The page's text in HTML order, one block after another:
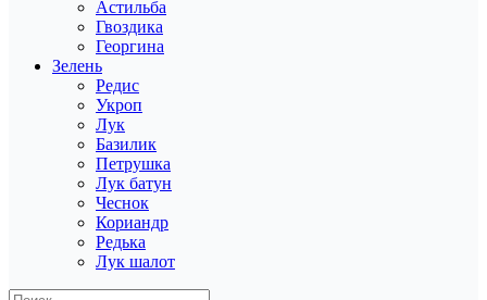
Астильба
Гвоздика
Георгина
Зелень
Редис
Укроп
Лук
Базилик
Петрушка
Лук батун
Чеснок
Кориандр
Редька
Лук шалот